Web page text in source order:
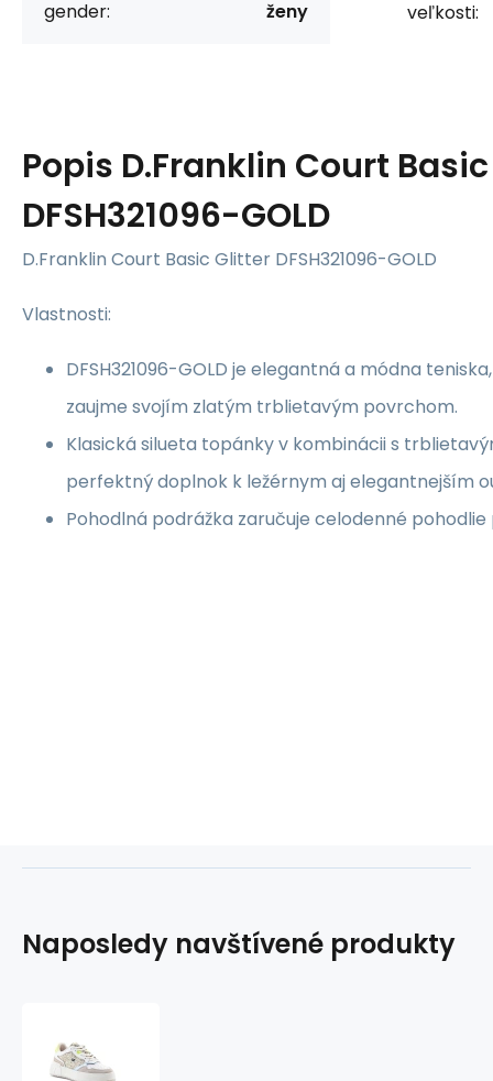
gender: ženy veľkosti:
Popis D.Franklin Court
DFSH321096-GOLD
D.Franklin Court Basic Glitter DFSH321096-GOLD
Vlastnosti:
DFSH321096-GOLD je elegantná a módna
zaujme svojím zlatým trblietavým povrchom.
Klasická silueta topánky v kombinácii s
perfektný doplnok k ležérnym aj elegantnejším
Pohodlná podrážka zaručuje celodenné pohodlie
Naposledy navštívené produkty